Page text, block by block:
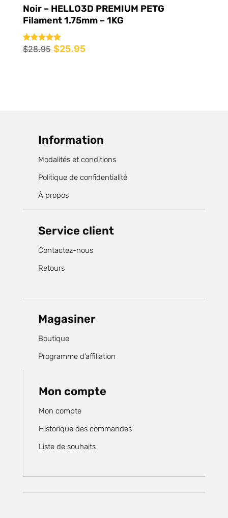
Noir – HELLO3D PREMIUM PETG
Filament 1.75mm – 1KG
Note
5.00
$28.95 Le
$25.95Le
Information
Modalités et conditions
Politique de confidentialité
À propos
Service client
Contactez-nous
Retours
Magasiner
Boutique
Programme d’affiliation
Mon compte
Mon compte
Historique des commandes
Liste de souhaits